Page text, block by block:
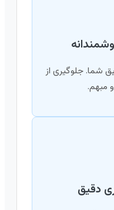
شما. جلوگیری از
مبهم.
دقیق